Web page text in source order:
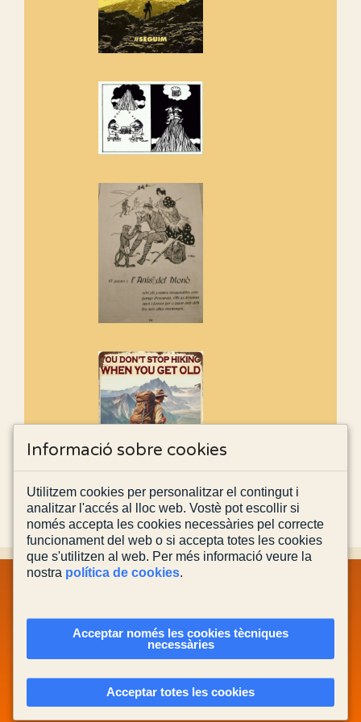
Rebem un diploma dels
Amics de Sant Aniol d'Aguja
Els Centpeus estem implicats
de l'entorn de Sant Aniol
POLÍTICA DE COOKIES
CONTACTA'NS
Actualitzada el
Informació sobre cookies
Utilitzem cookies per personalitzar el contingut i
analitzar l'accés al lloc web. Vostè pot escollir si
només accepta les cookies necessàries pel correcte
funcionament del web o si accepta totes les cookies
que s'utilitzen al web. Per més informació veure la
nostra política de cookies.
Acceptar només les cookies tècniques
necessàries
Acceptar totes les cookies